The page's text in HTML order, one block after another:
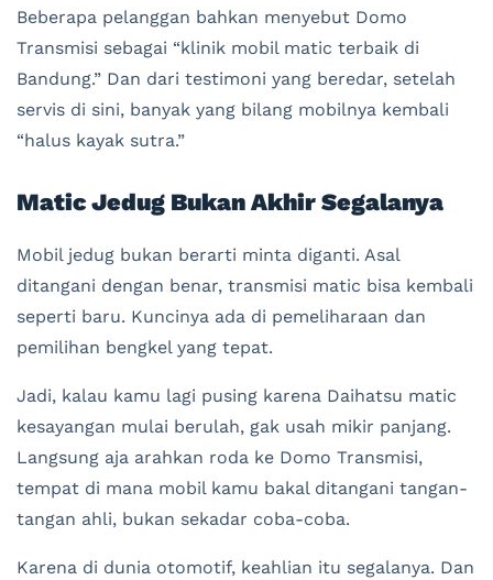
Beberapa pelanggan bahkan menyebut Domo
Transmisi sebagai “klinik mobil matic terbaik di
Bandung.” Dan dari testimoni yang beredar, setelah
servis di sini, banyak yang bilang mobilnya kembali
“halus kayak sutra.”
Matic Jedug Bukan Akhir Segalanya
Mobil jedug bukan berarti minta diganti. Asal
ditangani dengan benar, transmisi matic bisa kembali
seperti baru. Kuncinya ada di pemeliharaan dan
pemilihan bengkel yang tepat.
Jadi, kalau kamu lagi pusing karena Daihatsu matic
kesayangan mulai berulah, gak usah mikir panjang.
Langsung aja arahkan roda ke Domo Transmisi,
tempat di mana mobil kamu bakal ditangani tangan-
tangan ahli, bukan sekadar coba-coba.
Karena di dunia otomotif, keahlian itu segalanya. Dan